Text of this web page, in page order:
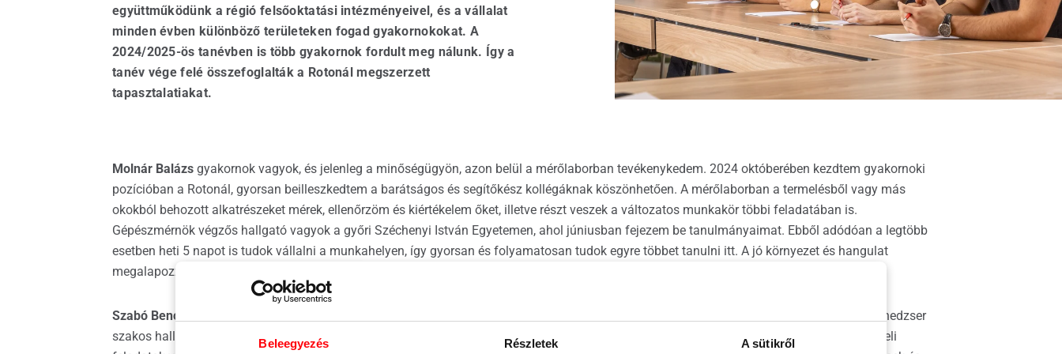
Beleegyezés Részletek A sütikről
Nyílászáró szakszervíz
együttműködünk a régió felsőoktatási intézményeivel, és a vállalat
minden évben különböző területeken fogad gyakornokokat. A
2024/2025-ös tanévben is több gyakornok fordult meg nálunk. Így a
tanév vége felé összefoglalták a Rotonál megszerzett
tapasztalatiakat.
Molnár Balázs gyakornok vagyok, és jelenleg a minőségügyön, azon belül a mérőlaborban tevékenykedem. 2024 októberében kezdtem gyakornoki
pozícióban a Rotonál, gyorsan beilleszkedtem a barátságos és segítőkész kollégáknak köszönhetően. A mérőlaborban a termelésből vagy más
okokból behozott alkatrészeket mérek, ellenőrzöm és kiértékelem őket, illetve részt veszek a változatos munkakör többi feladatában is.
Gépészmérnök végzős hallgató vagyok a győri Széchenyi István Egyetemen, ahol júniusban fejezem be tanulmányaimat. Ebből adódóan a legtöbb
esetben heti 5 napot is tudok vállalni a munkahelyen, így gyorsan és folyamatosan tudok egyre többet tanulni itt. A jó környezet és hangulat
megalapozza az élvezetes munkavégzést, és örülök, hogy egy ilyen jó csapatba kerültem.
Szabó Bence
vagyok, 24 éves, és 2024 szeptemberében csatlakoztam a Roto csapatához. Az ELTE Savaria Egyetemi Központ Műszaki Menedzser
szakos hallgatója vagyok, levelező tagozaton. Az Üzemmérnökség gyakornokaként dolgozom főállásban, ahol változatos és kihívásokkal teli